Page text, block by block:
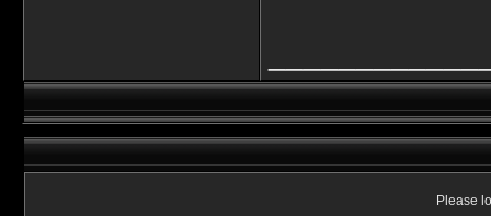
Please